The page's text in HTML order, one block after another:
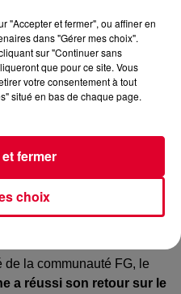
Image d'illustration
Crédit :générée par IA
FG valide !
tombée… et elle est
la communauté FG, le
a réussi son retour sur le
"Accepter et fermer", ou affiner en
dans "Gérer mes choix".
sur "Continuer sans
que pour ce site. Vous
votre consentement à tout
situé en bas de chaque page.
choix
fermer